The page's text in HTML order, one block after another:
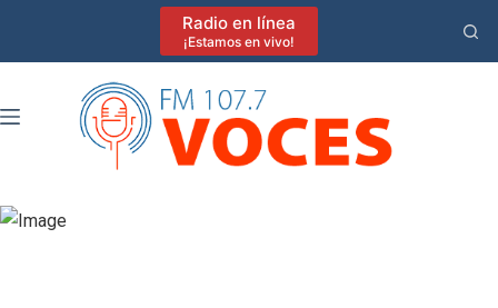
Radio en línea
¡Estamos en vivo!